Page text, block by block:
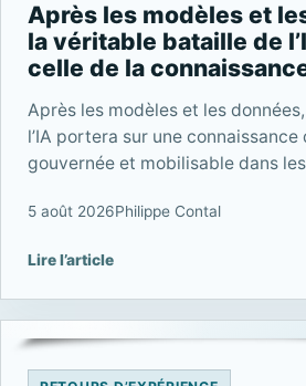
Après les modèles et
la véritable bataille de
celle de la
Après les modèles et les
l’IA portera sur une connaissance
gouvernée et mobilisable dans
5 août 2026Philippe Contal
Lire l’article